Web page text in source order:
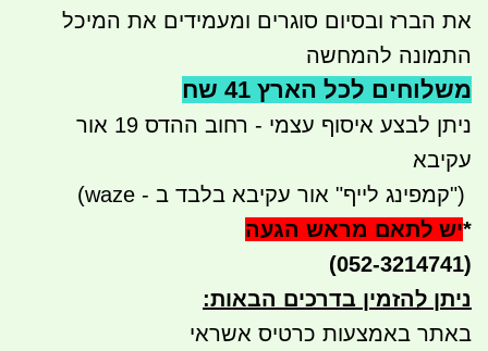
את הברז ובסיום סוגרים ומעמידים את המיכל
התמונה להמחשה
משלוחים לכל הארץ 41 שח
ניתן לבצע איסוף עצמי - רחוב ההדס 19 אור
עקיבא
")קמפינג לייף" אור עקיבא בלבד ב - waze)
*יש לתאם מראש הגעה
(052-3214741)
ניתן להזמין בדרכים הבאות:
באתר באמצעות כרטיס אשראי